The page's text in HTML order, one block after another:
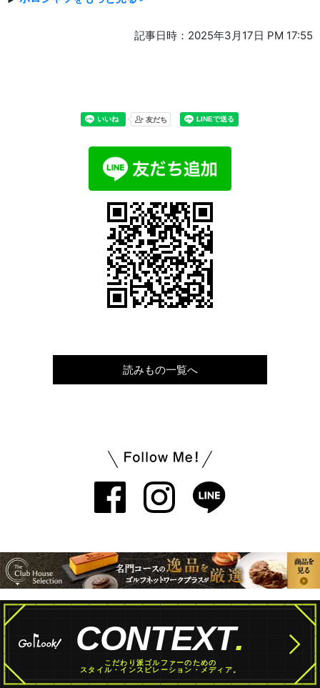
記事日時：2025年3月17日 PM 17:55
読みもの一覧へ